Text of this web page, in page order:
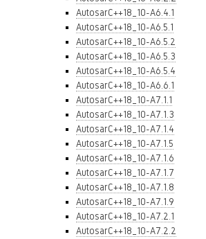
AutosarC++18_10-A6.4.1
AutosarC++18_10-A6.5.1
AutosarC++18_10-A6.5.2
AutosarC++18_10-A6.5.3
AutosarC++18_10-A6.5.4
AutosarC++18_10-A6.6.1
AutosarC++18_10-A7.1.1
AutosarC++18_10-A7.1.3
AutosarC++18_10-A7.1.4
AutosarC++18_10-A7.1.5
AutosarC++18_10-A7.1.6
AutosarC++18_10-A7.1.7
AutosarC++18_10-A7.1.8
AutosarC++18_10-A7.1.9
AutosarC++18_10-A7.2.1
AutosarC++18_10-A7.2.2